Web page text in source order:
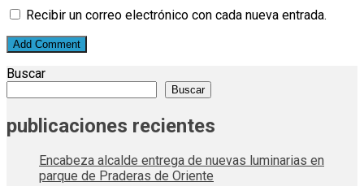
Recibir un correo electrónico con cada nueva entrada.
Buscar
Buscar
publicaciones recientes
Encabeza alcalde entrega de nuevas luminarias en
parque de Praderas de Oriente